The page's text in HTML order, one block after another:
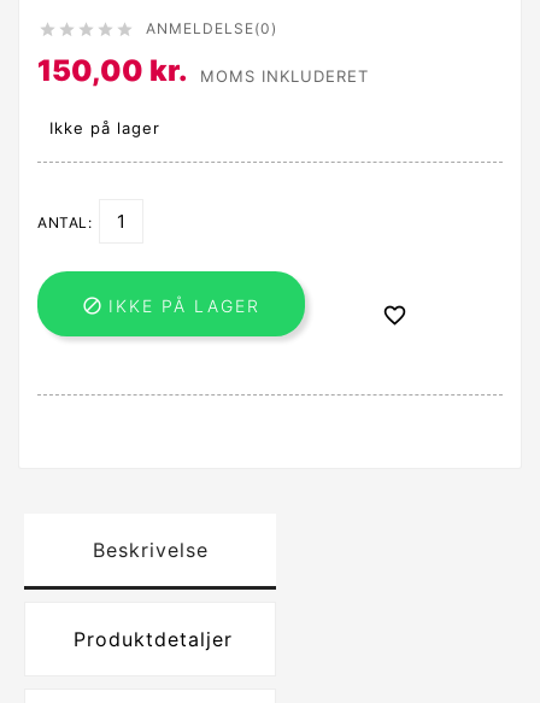
     ANMELDELSE(0)
150,00 kr. MOMS INKLUDERET
Ikke på lager
ANTAL:
 IKKE PÅ LAGER 
Beskrivelse
Produktdetaljer